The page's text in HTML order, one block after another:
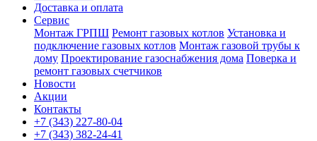
Доставка и оплата
Сервис
Монтаж ГРПШ Ремонт газовых котлов Установка и
подключение газовых котлов Монтаж газовой трубы к
дому Проектирование газоснабжения дома Поверка и
ремонт газовых счетчиков
Новости
Акции
Контакты
+7 (343) 227-80-04
+7 (343) 382-24-41